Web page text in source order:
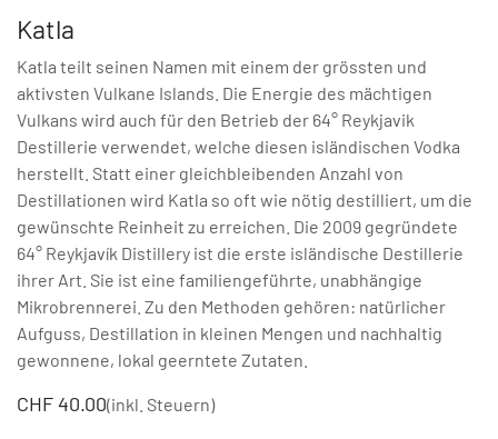
Katla
Katla teilt seinen Namen mit einem der grössten und
aktivsten Vulkane Islands. Die Energie des mächtigen
Vulkans wird auch für den Betrieb der 64° Reykjavik
Destillerie verwendet, welche diesen isländischen Vodka
herstellt. Statt einer gleichbleibenden Anzahl von
Destillationen wird Katla so oft wie nötig destilliert, um die
gewünschte Reinheit zu erreichen. Die 2009 gegründete
64° Reykjavík Distillery ist die erste isländische Destillerie
ihrer Art. Sie ist eine familiengeführte, unabhängige
Mikrobrennerei. Zu den Methoden gehören: natürlicher
Aufguss, Destillation in kleinen Mengen und nachhaltig
gewonnene, lokal geerntete Zutaten.
CHF 40.00(inkl. Steuern)